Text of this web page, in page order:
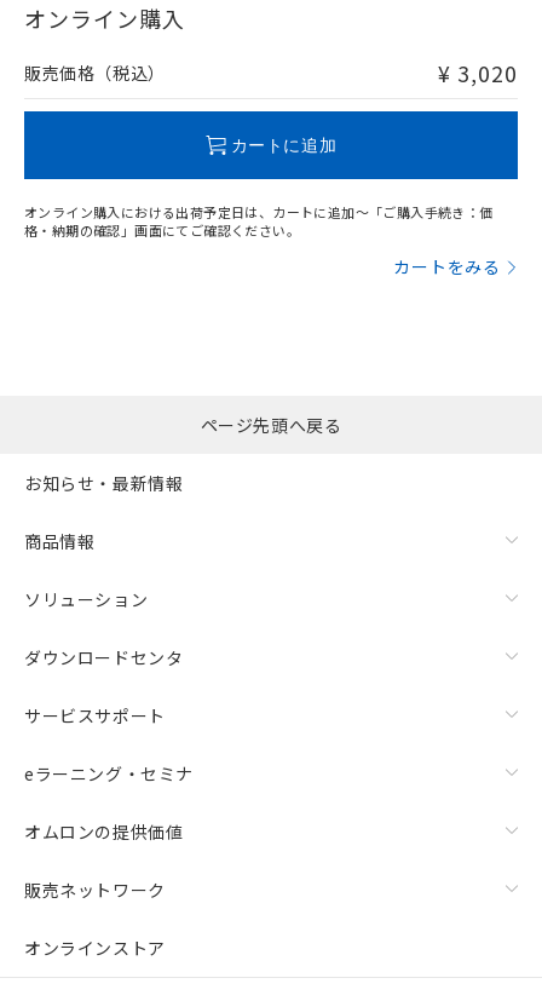
在庫等で未対応品が混在する可能性があります。
問い合わせください。
オンライン購入
販売価格（税込） ¥ 3,020
カートに追加
オンライン購入における出荷予定日は、カートに追加～「ご購入手続き：価
格・納期の確認」画面にてご確認ください。
カートをみる
ページ先頭へ戻る
お知らせ・最新情報
商品情報
ソリューション
ダウンロードセンタ
サービスサポート
eラーニング・セミナ
オムロンの提供価値
販売ネットワーク
オンラインストア